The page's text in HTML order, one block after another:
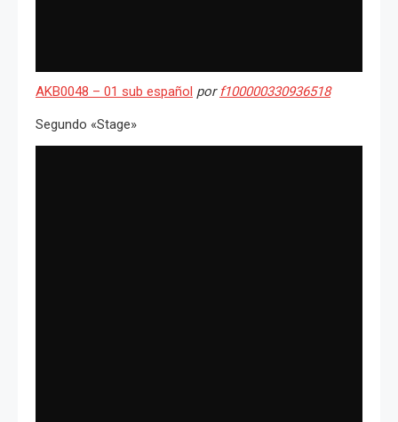
AKB0048 – 01 sub español porf100000330936518
Segundo «Stage»